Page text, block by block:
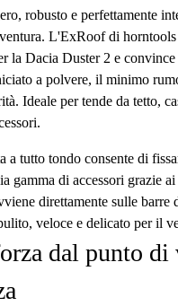
robusto e perfettamente
L'ExRoof di horntools
la Dacia Duster 2 e convince
a polvere, il minimo
Ideale per tende da tetto,
a tutto tondo consente di
gamma di accessori grazie
direttamente sulle barre
veloce e delicato per il
dal punto di